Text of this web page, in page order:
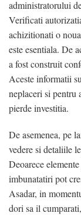
administratorului
Verificati
achizitionati o
este esentiala. De
a fost construit
Aceste informatii
neplaceri si pentru
pierde investitia.
De asemenea, pe
vedere si detaliile
Deoarece
imbunatatiri pot
Asadar, in
dori sa il